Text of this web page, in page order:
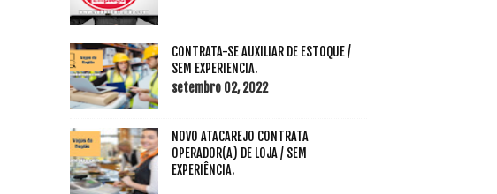
CONTRATA-SE AUXILIAR DE ESTOQUE /
SEM EXPERIENCIA.
setembro 02, 2022
NOVO ATACAREJO CONTRATA
OPERADOR(A) DE LOJA / SEM
EXPERIÊNCIA.